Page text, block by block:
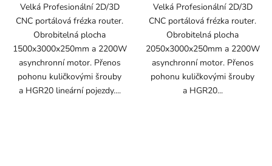
Velká Profesionální 2D/3D
CNC portálová frézka router.
Obrobitelná plocha
1500x3000x250mm a 2200W
asynchronní motor. Přenos
pohonu kuličkovými šrouby
a HGR20 lineární pojezdy....
Velká Profesionální 2D/3D
CNC portálová frézka router.
Obrobitelná plocha
2050x3000x250mm a 2200W
asynchronní motor. Přenos
pohonu kuličkovými šrouby
a HGR20...